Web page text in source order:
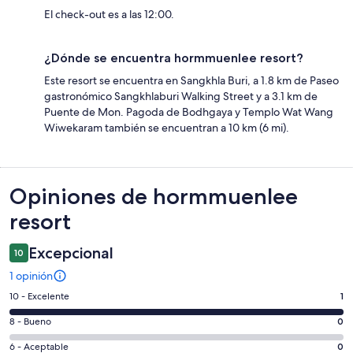
El check-out es a las 12:00.
¿Dónde se encuentra hormmuenlee resort?
Este resort se encuentra en Sangkhla Buri, a 1.8 km de Paseo
gastronómico Sangkhlaburi Walking Street y a 3.1 km de
Puente de Mon. Pagoda de Bodhgaya y Templo Wat Wang
Wiwekaram también se encuentran a 10 km (6 mi).
Opiniones
Opiniones de hormmuenlee
resort
10 Excepcional
1 opinión
Puntuación
de
10,
es
10 - Excelente 1
Puntuación
de
8 - Bueno 0
Puntuación
6 - Aceptable 0